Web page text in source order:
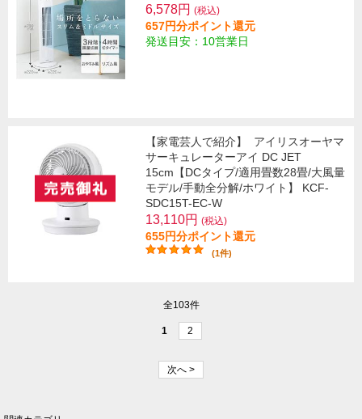
6,578円 (税込)
657円分ポイント還元
発送目安：10営業日
【家電芸人で紹介】
アイリスオーヤマ
サーキュレーターアイ DC JET
15cm【DCタイプ/適用畳数28畳/大風量
モデル/手動全分解/ホワイト】 KCF-
SDC15T-EC-W
13,110円 (税込)
655円分ポイント還元
(1件)
全103件
1 2
次へ >